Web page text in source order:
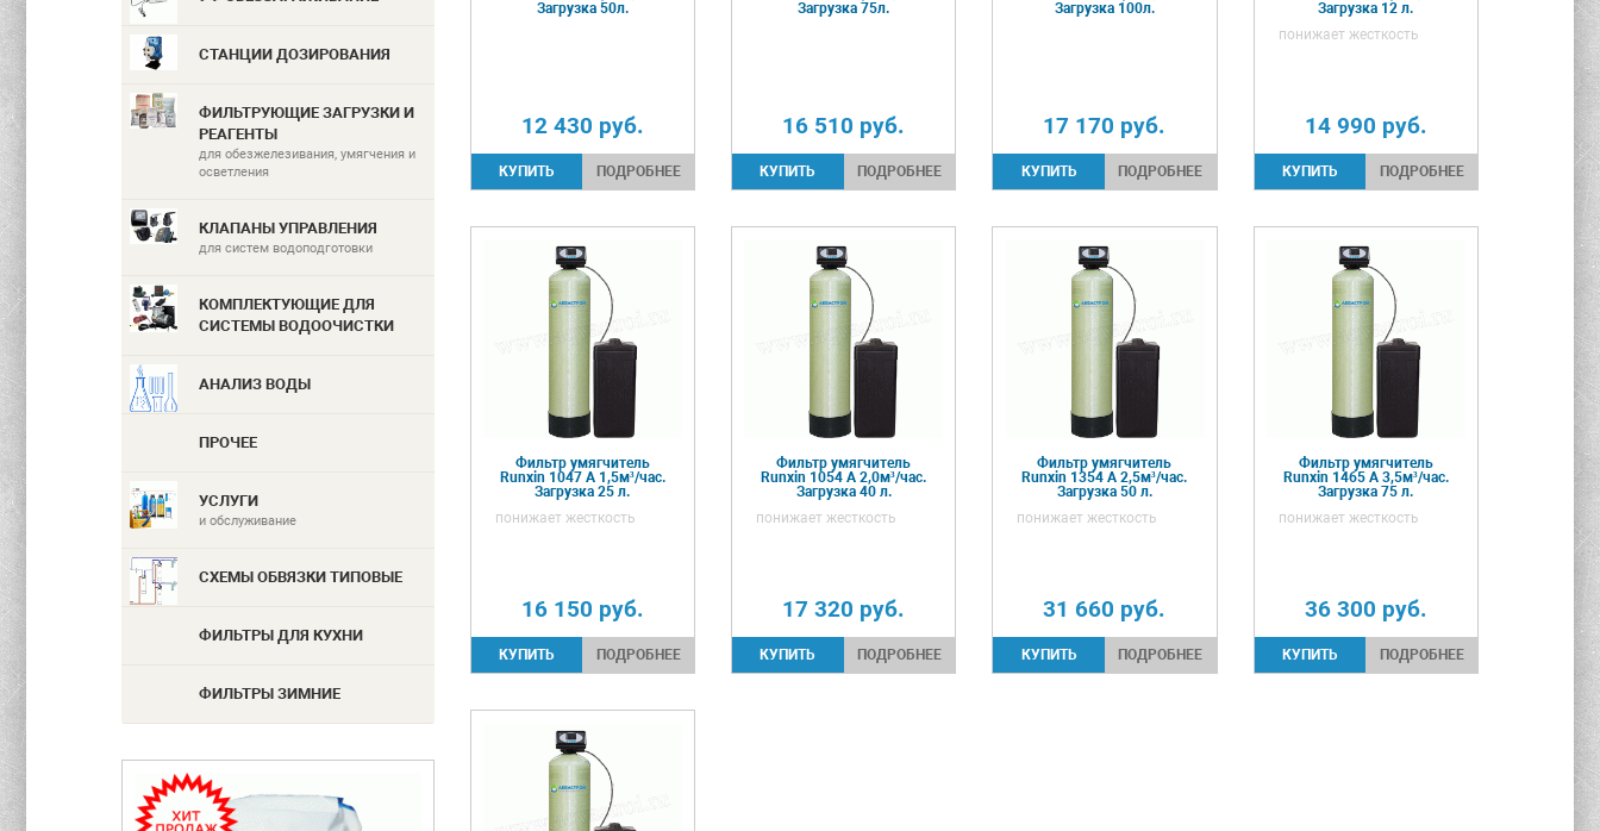
СТАНЦИИ ДОЗИРОВАНИЯ
ФИЛЬТРУЮЩИЕ ЗАГРУЗКИ И
РЕАГЕНТЫ
для обезжелезивания, умягчения и
осветления
КЛАПАНЫ УПРАВЛЕНИЯ
для систем водоподготовки
КОМПЛЕКТУЮЩИЕ ДЛЯ
СИСТЕМЫ ВОДООЧИСТКИ
АНАЛИЗ ВОДЫ
ПРОЧЕЕ
УСЛУГИ
и обслуживание
СХЕМЫ ОБВЯЗКИ ТИПОВЫЕ
ФИЛЬТРЫ ДЛЯ КУХНИ
ФИЛЬТРЫ ЗИМНИЕ
Загрузка 50л.
12 430 руб.
ПОДРОБНЕЕ
Загрузка 75л.
16 510 руб.
ПОДРОБНЕЕ
Загрузка 100л.
17 170 руб.
ПОДРОБНЕЕ
Загрузка 12 л.
понижает жесткость
14 990 руб.
ПОДРОБНЕЕ
Фильтр умягчитель
Runxin 1047 А 1,5м³/час.
Загрузка 25 л.
понижает жесткость
16 150 руб.
ПОДРОБНЕЕ
Фильтр умягчитель
Runxin 1054 А 2,0м³/час.
Загрузка 40 л.
понижает жесткость
17 320 руб.
ПОДРОБНЕЕ
Фильтр умягчитель
Runxin 1354 А 2,5м³/час.
Загрузка 50 л.
понижает жесткость
31 660 руб.
ПОДРОБНЕЕ
Фильтр умягчитель
Runxin 1465 А 3,5м³/час.
Загрузка 75 л.
понижает жесткость
36 300 руб.
ПОДРОБНЕЕ